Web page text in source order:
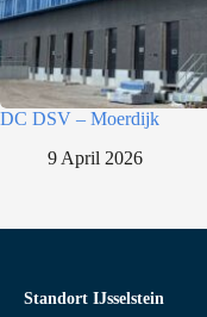
DC DSV – Moerdijk
9 April 2026
Standort IJsselstein